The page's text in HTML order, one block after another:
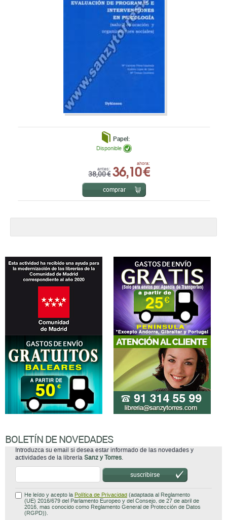
Papel:
antes:
38,00 €
ahora:
36,10 €
Disponible
comprar
BOLETÍN DE NOVEDADES
Introduzca su email si desea estar informado de las novedades y
actividades de la librería Sanz y Torres.
suscribirse
He leído y acepto la Política de Privacidad (adaptada al Reglamento
(UE) 2016/679 del Parlamento Europeo y del Consejo, de 27 de abril de
2016, mas conocido como Reglamento General de Protección de Datos
(RGPD)).